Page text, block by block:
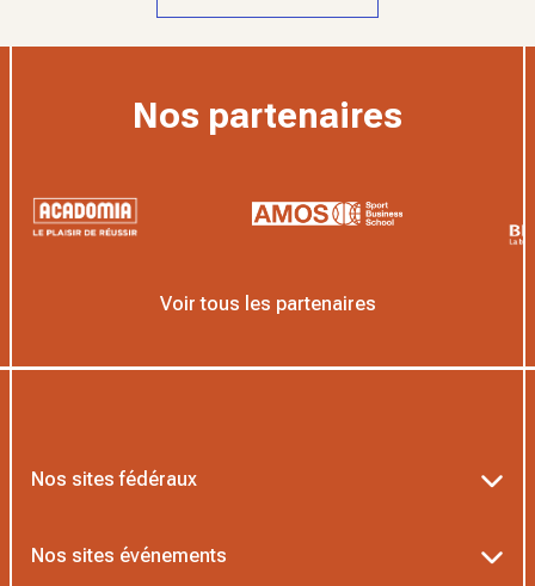
Nos partenaires
Voir tous les partenaires
Nos sites fédéraux
Nos sites événements